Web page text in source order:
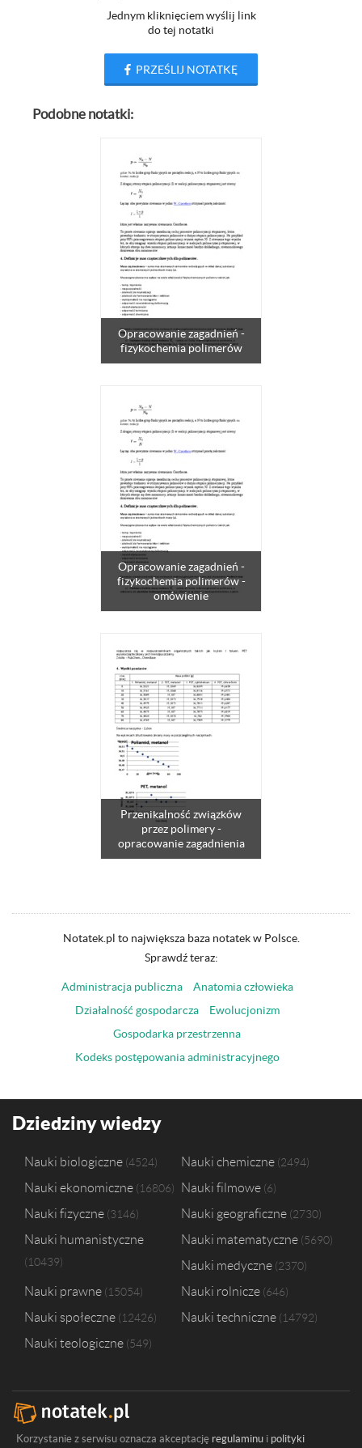
Jednym kliknięciem wyślij link
do tej notatki
PRZEŚLIJ NOTATKĘ
Podobne notatki:
Opracowanie zagadnień -
fizykochemia polimerów
Opracowanie zagadnień -
fizykochemia polimerów -
omówienie
Przenikalność związków
przez polimery -
opracowanie zagadnienia
Notatek.pl to największa baza notatek w Polsce.
Sprawdź teraz:
Administracja publiczna
Anatomia człowieka
Działalność gospodarcza
Ewolucjonizm
Gospodarka przestrzenna
Kodeks postępowania administracyjnego
Dziedziny wiedzy
Nauki biologiczne 4524 Nauki chemiczne 2494
Nauki ekonomiczne 16806 Nauki filmowe 6
Nauki fizyczne 3146 Nauki geograficzne 2730
Nauki humanistyczne
10439
Nauki matematyczne 5690
Nauki medyczne 2370
Nauki prawne 15054 Nauki rolnicze 646
Nauki społeczne 12426 Nauki techniczne 14792
Nauki teologiczne 549
Korzystanie z serwisu oznacza akceptację regulaminu i polityki